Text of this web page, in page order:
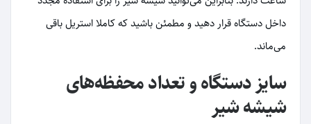
داخل دستگاه قرار دهید و مطمئن باشید که کاملا استریل باقی
می‌ماند.
سایز دستگاه و تعداد محفظه‌های
شیشه شیر